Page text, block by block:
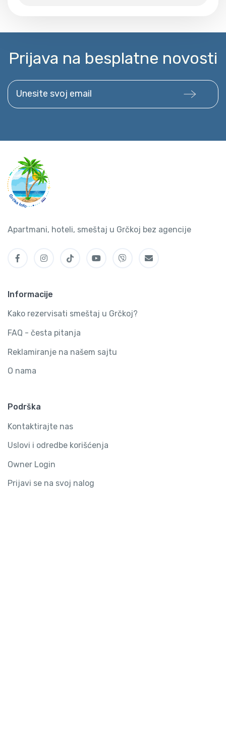
Prijava na besplatne novosti
Unesite svoj email
Apartmani, hoteli, smeštaj u Grčkoj bez agencije
Informacije
Kako rezervisati smeštaj u Grčkoj?
FAQ - česta pitanja
Reklamiranje na našem sajtu
O nama
Podrška
Kontaktirajte nas
Uslovi i odredbe korišćenja
Owner Login
Prijavi se na svoj nalog